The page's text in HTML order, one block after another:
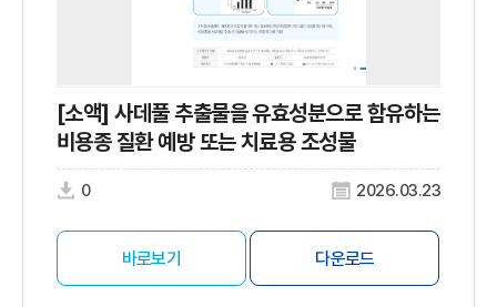
[소액] 사데풀 추출물을 유효성분으로 함유하는
비용종 질환 예방 또는 치료용 조성물
0 2026.03.23
바로보기 다운로드